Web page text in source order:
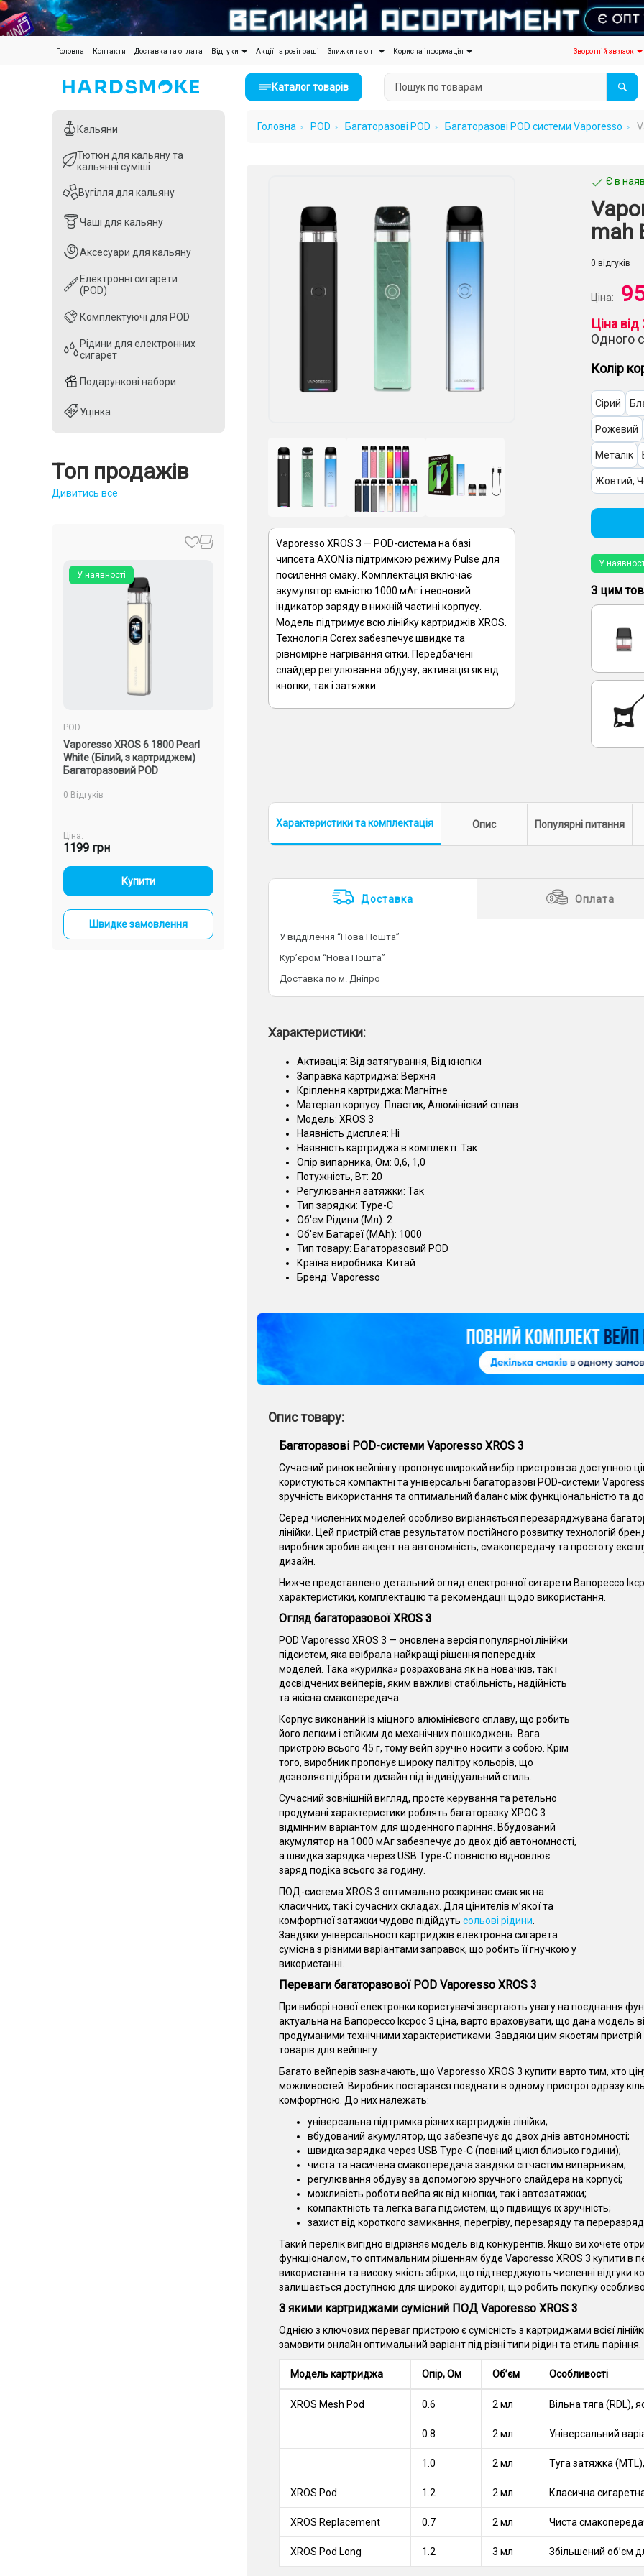
Головна (current)
Контакти Доставка та оплата Відгуки Акції та розіграші Знижки та опт Корисна інформація Зворотній зв'язок
Каталог товарів
Кальяни
Тютюн для кальяну та
кальянні суміші
Вугілля для кальяну
Чаші для кальяну
Аксесуари для кальяну
Електронні сигарети
(POD)
Комплектуючі для POD
Рідини для електронних
сигарет
Подарункові набори
Уцінка
Кальяни
Тютюн для кальяну та
кальянні суміші
Вугілля для кальяну
Чаші для кальяну
Аксесуари для кальяну
Електронні сигарети
(POD)
Комплектуючі для POD
Рідини для електронних
сигарет
Подарункові набори
Уцінка
Топ продажів
Дивитись все
У наявності
POD
Vaporesso XROS 6 1800 Pearl
White (Білий, з картриджем)
Багаторазовий POD
0 Відгуків
Ціна:
1199 грн
Купити
Швидке замовлення
Головна POD Багаторазові POD Багаторазові POD системи Vaporesso
Vaporesso XROS 3 — POD-система на базі
чипсета AXON із підтримкою режиму Pulse для
посилення смаку. Комплектація включає
акумулятор ємністю 1000 мАг і неоновий
індикатор заряду в нижній частині корпусу.
Модель підтримує всю лінійку картриджів XROS.
Технологія Corex забезпечує швидке та
рівномірне нагрівання сітки. Передбачені
слайдер регулювання обдуву, активація як від
кнопки, так і затяжки.
Є в
mah
0 відгуків
Ціна:
Ціна
Одного
Колір
Сірий
Рожевий
Металік
Жовтий,
У
З цим
Характеристикита комплектація Опис Популярні питання
Характеристики:
Активація: Від затягування, Від кнопки
Заправка картриджа: Верхня
Кріплення картриджа: Магнітне
Матеріал корпусу: Пластик, Алюмінієвий сплав
Модель: XROS 3
Наявність дисплея: Ні
Наявність картриджа в комплекті: Так
Опір випарника, Ом: 0,6, 1,0
Потужність, Вт: 20
Регулювання затяжки: Так
Тип зарядки: Type-C
Об'єм Рідини (Мл): 2
Об'єм Батареї (MAh): 1000
Тип товару: Багаторазовий POD
Країна виробника: Китай
Бренд: Vaporesso
Доставка Оплата
У відділення “Нова Пошта”
Кур’єром “Нова Пошта”
Доставка по м. Дніпро
Опис товару:
Багаторазові POD-системи Vaporesso XROS 3
Сучасний ринок вейпінгу пропонує широкий вибір пристроїв за доступною
користуються компактні та універсальні багаторазові POD-системи
зручність використання та оптимальний баланс між функціональністю та
Серед численних моделей особливо вирізняється перезаряджувана
лінійки. Цей пристрій став результатом постійного розвитку технологій
виробник зробив акцент на автономність, смакопередачу та простоту
дизайн.
Нижче представлено детальний огляд електронної сигарети Вапорессо
характеристики, комплектацію та рекомендації щодо використання.
Огляд багаторазової XROS 3
POD Vaporesso XROS 3 — оновлена версія популярної лінійки
підсистем, яка ввібрала найкращі рішення попередніх
моделей. Така «курилка» розрахована як на новачків, так і
досвідчених вейперів, яким важливі стабільність, надійність
та якісна смакопередача.
Корпус виконаний із міцного алюмінієвого сплаву, що робить
його легким і стійким до механічних пошкоджень. Вага
пристрою всього 45 г, тому вейп зручно носити з собою. Крім
того, виробник пропонує широку палітру кольорів, що
дозволяє підібрати дизайн під індивідуальний стиль.
Сучасний зовнішній вигляд, просте керування та ретельно
продумані характеристики роблять багаторазку ХРОС 3
відмінним варіантом для щоденного паріння. Вбудований
акумулятор на 1000 мАг забезпечує до двох діб автономності,
а швидка зарядка через USB Type-C повністю відновлює
заряд подіка всього за годину.
ПОД-система XROS 3 оптимально розкриває смак як на
класичних, так і сучасних складах. Для цінителів м’якої та
комфортної затяжки чудово підійдуть сольові рідини
Завдяки універсальності картриджів електронна сигарета
сумісна з різними варіантами заправок, що робить її гнучкою у
використанні.
Переваги багаторазової POD Vaporesso XROS 3
При виборі нової електронки користувачі звертають увагу на поєднання
актуальна на Вапорессо Іксрос 3 ціна, варто враховувати, що дана модель
продуманими технічними характеристиками. Завдяки цим якостям
товарів для вейпінгу.
Багато вейперів зазначають, що Vaporesso XROS 3 купити варто тим, хто
можливостей. Виробник постарався поєднати в одному пристрої одразу
комфортною. До них належать:
універсальна підтримка різних картриджів лінійки;
вбудований акумулятор, що забезпечує до двох днів автономності;
швидка зарядка через USB Type-C (повний цикл близько години);
чиста та насичена смакопередача завдяки сітчастим випарникам;
регулювання обдуву за допомогою зручного слайдера на корпусі;
можливість роботи вейпа як від кнопки, так і автозатяжки;
компактність та легка вага підсистем, що підвищує їх зручність;
захист від короткого замикання, перегріву, перезаряду та
Такий перелік вигідно відрізняє модель від конкурентів. Якщо ви хочете
функціоналом, то оптимальним рішенням буде Vaporesso XROS 3 купити в
використання та високу якість збірки, що підтверджують численні відгуки
залишається доступною для широкої аудиторії, що робить покупку
З якими картриджами сумісний ПОД Vaporesso XROS 3
Однією з ключових переваг пристрою є сумісність з картриджами всієї
замовити онлайн оптимальний варіант під різні типи рідин та стиль паріння.
Модель картриджа Опір, Ом Об’єм Особливості
XROS Mesh Pod 0.6 2 мл Вільна тяга (RDL),
0.8 2 мл Універсальний
1.0 2 мл Туга затяжка
XROS Pod 1.2 2 мл Класична
XROS Replacement 0.7 2 мл Чиста
XROS Pod Long 1.2 3 мл Збільшений об’єм